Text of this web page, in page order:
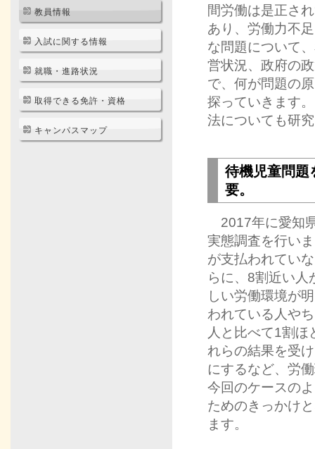
間労働は是正さ
あり、労働力不
な問題について
営状況、政府の
で、何が問題の
探っていきます
法についても研
待機児童問題
要。
2017年に愛知
実態調査を行い
が支払われてい
らに、8割近い人
しい労働環境が
われている人や
人と比べて1割
れらの結果を受
にするなど、労
今回のケースの
ためのきっかけ
ます。
教員情報
入試に関する情報
就職・進路状況
取得できる免許・資格
キャンパスマップ